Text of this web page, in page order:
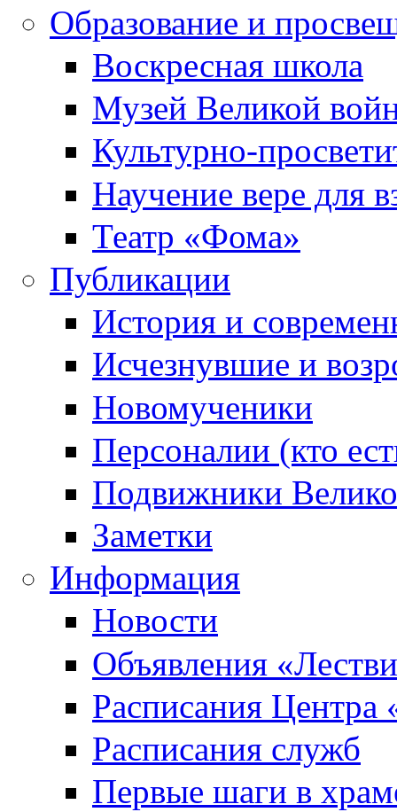
Образование и
Воскресная школа
Музей Великой
Культурно-
Научение вере для
Театр «Фома»
Публикации
История и
Исчезнувшие и
Новомученики
Персоналии (кто
Подвижники
Заметки
Информация
Новости
Объявления
Расписания Центра
Расписания служб
Первые шаги в